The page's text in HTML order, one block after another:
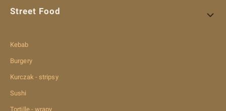
Street Food
Kebab
Burgery
Kurczak - stripsy
Sushi
Tortille - wrapy